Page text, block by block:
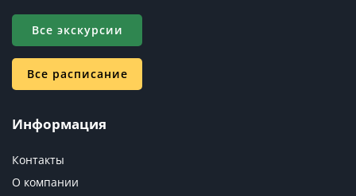
Все экскурсии
Все расписание
Информация
Контакты
О компании